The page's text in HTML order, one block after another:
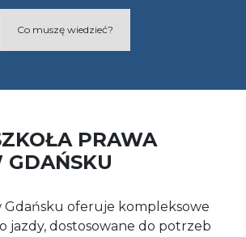
Co muszę wiedzieć?
PRAWA
GDAŃSKU
Gdańsku oferuje kompleksowe
jazdy, dostosowane do potrzeb